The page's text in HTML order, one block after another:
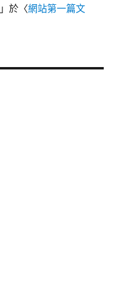
」於〈網站第一篇文